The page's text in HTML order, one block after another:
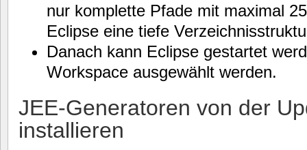
nur komplette Pfade mit maximal
Eclipse eine tiefe
Danach kann Eclipse gestartet
Workspace ausgewählt werden.
JEE-Generatoren von der
installieren